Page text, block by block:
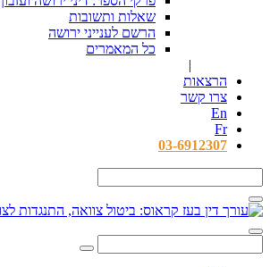
שאלות ותשובות
הרשם לענייני ירושה
כל המאמרים
|
הרצאות
צרו קשר
En
Fr
03-6912307